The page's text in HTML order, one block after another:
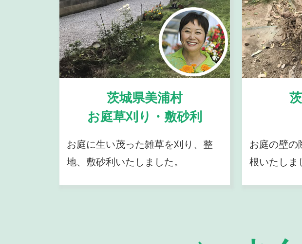
茨城県美浦村
お庭草刈り・敷砂利
お庭に生い茂った雑草を刈り、整
地、敷砂利いたしました。
お庭の壁の
根いたしま